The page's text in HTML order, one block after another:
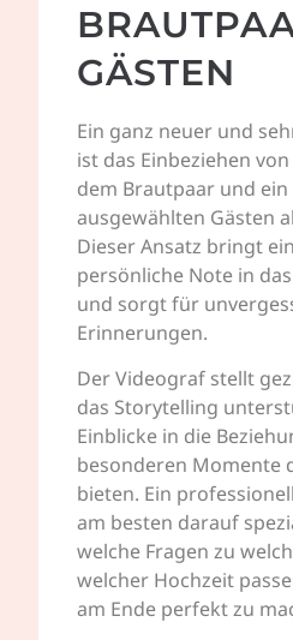
GÄSTEN
Ein ganz neuer und
ist das Einbeziehen
dem Brautpaar und
ausgewählten Gästen
Dieser Ansatz bringt
persönliche Note in
und sorgt für
Erinnerungen.
Der Videograf stellt
das Storytelling
Einblicke in die
besonderen Momente
bieten. Ein
am besten darauf
welche Fragen zu
welcher Hochzeit
am Ende perfekt zu